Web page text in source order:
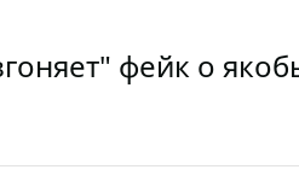
фейк о